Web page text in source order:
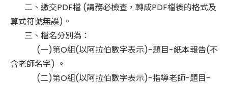
二、繳交PDF檔 (請務必檢查，轉成PDF檔後的格式及
算式符號無誤)。
三、檔名分別為：
(一)第O組(以阿拉伯數字表示)-題目-紙本報告(不
含老師名字) 。
(二)第O組(以阿拉伯數字表示)-指導老師-題目-